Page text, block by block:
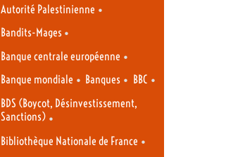
Autorité Palestinienne •
Bandits-Mages •
Banque centrale européenne •
Banque mondiale • Banques • BBC •
BDS (Boycot, Désinvestissement,
Sanctions) •
Bibliothèque Nationale de France •